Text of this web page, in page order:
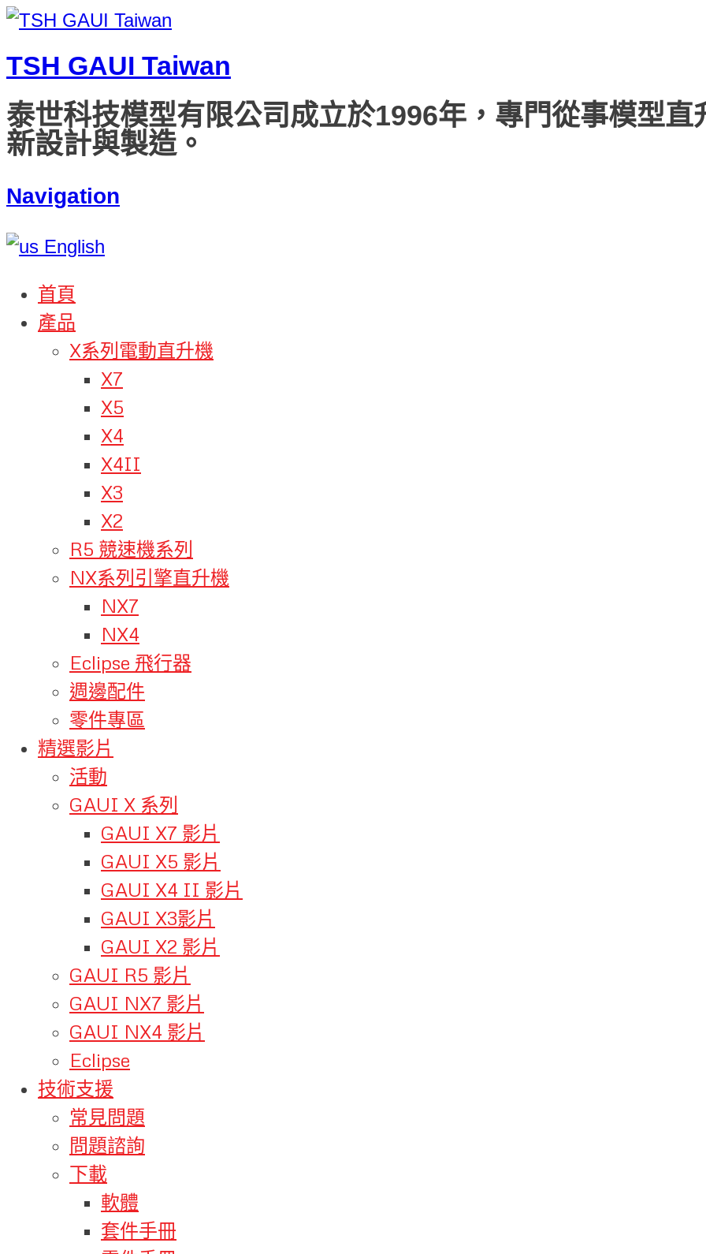
TSH GAUI Taiwan
泰世科技模型有限公司成立於1996年，專門從事模型直
新設計與製造。
Navigation
English
首頁
產品
X系列電動直升機
X7
X5
X4
X4II
X3
X2
R5 競速機系列
NX系列引擎直升機
NX7
NX4
Eclipse 飛行器
週邊配件
零件專區
精選影片
活動
GAUI X 系列
GAUI X7 影片
GAUI X5 影片
GAUI X4 II 影片
GAUI X3影片
GAUI X2 影片
GAUI R5 影片
GAUI NX7 影片
GAUI NX4 影片
Eclipse
技術支援
常見問題
問題諮詢
下載
軟體
套件手冊